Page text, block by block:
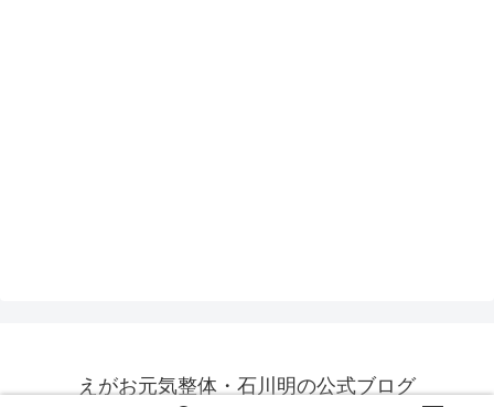
えがお元気整体・石川明の公式ブログ